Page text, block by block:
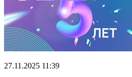
27.11.2025 11:39